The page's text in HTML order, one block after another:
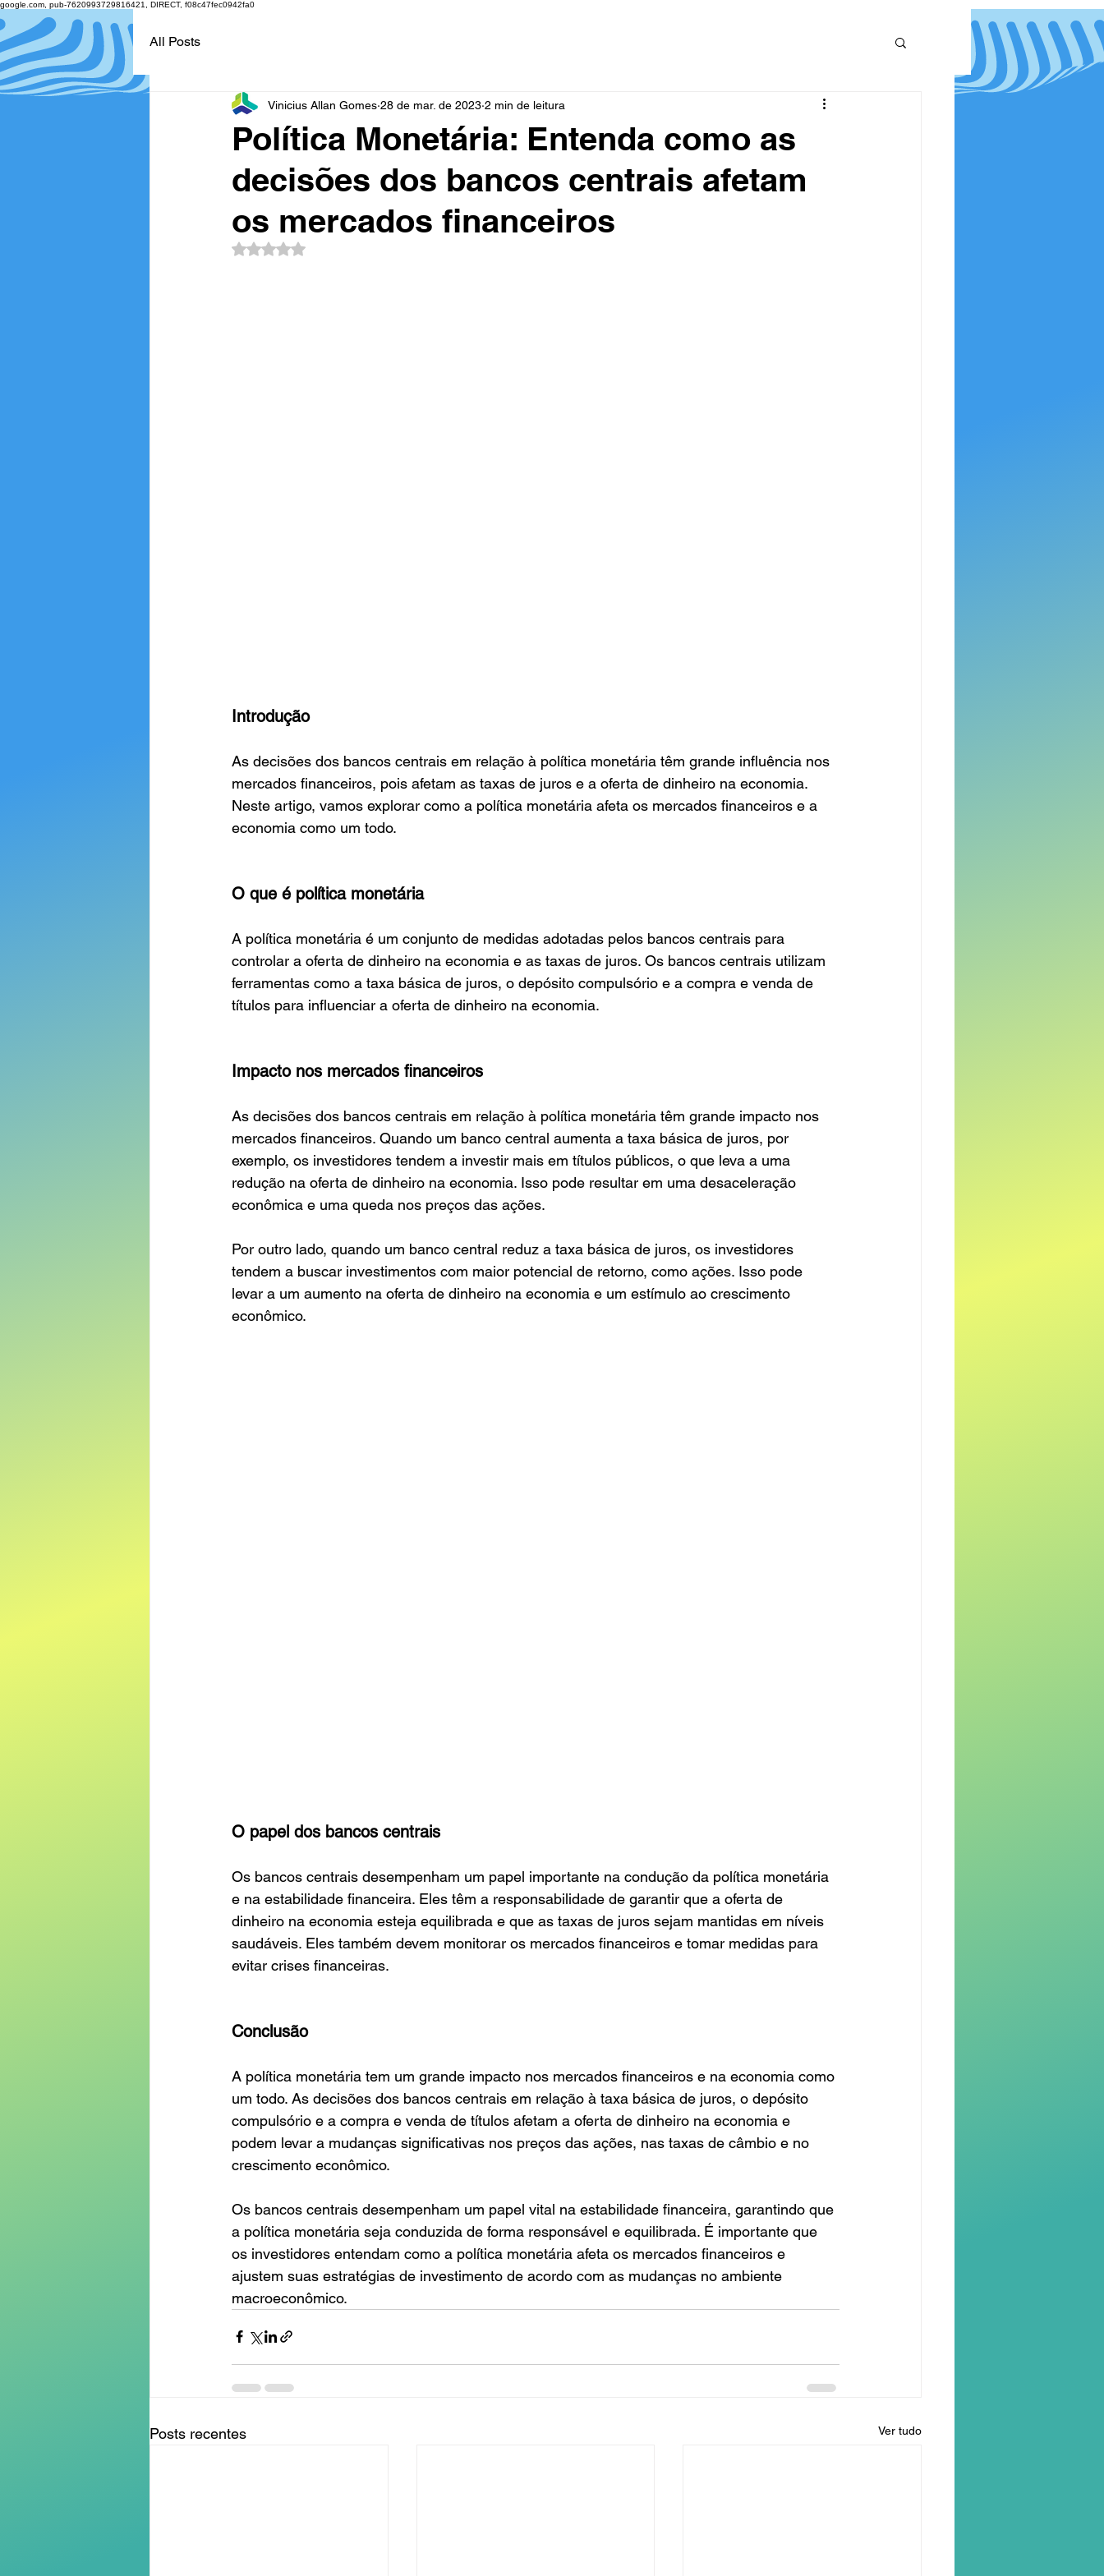
google.com, pub-7620993729816421, DIRECT, f08c47fec0942fa0
All Posts
Política Monetária: Entenda como as
decisões dos bancos centrais afetam
os mercados financeiros
Vinicius Allan Gomes 28 de mar. de 2023 2 min de leitura
Avaliado com NaN de 5 estrelas.
Introdução
As decisões dos bancos centrais em relação à política monetária têm grande influência nos
mercados financeiros, pois afetam as taxas de juros e a oferta de dinheiro na economia.
Neste artigo, vamos explorar como a política monetária afeta os mercados financeiros e a
economia como um todo.
O que é política monetária
A política monetária é um conjunto de medidas adotadas pelos bancos centrais para
controlar a oferta de dinheiro na economia e as taxas de juros. Os bancos centrais utilizam
ferramentas como a taxa básica de juros, o depósito compulsório e a compra e venda de
títulos para influenciar a oferta de dinheiro na economia.
Impacto nos mercados financeiros
As decisões dos bancos centrais em relação à política monetária têm grande impacto nos
mercados financeiros. Quando um banco central aumenta a taxa básica de juros, por
exemplo, os investidores tendem a investir mais em títulos públicos, o que leva a uma
redução na oferta de dinheiro na economia. Isso pode resultar em uma desaceleração
econômica e uma queda nos preços das ações.
Por outro lado, quando um banco central reduz a taxa básica de juros, os investidores
tendem a buscar investimentos com maior potencial de retorno, como ações. Isso pode
levar a um aumento na oferta de dinheiro na economia e um estímulo ao crescimento
econômico.
O papel dos bancos centrais
Os bancos centrais desempenham um papel importante na condução da política monetária
e na estabilidade financeira. Eles têm a responsabilidade de garantir que a oferta de
dinheiro na economia esteja equilibrada e que as taxas de juros sejam mantidas em níveis
saudáveis. Eles também devem monitorar os mercados financeiros e tomar medidas para
evitar crises financeiras.
Conclusão
A política monetária tem um grande impacto nos mercados financeiros e na economia como
um todo. As decisões dos bancos centrais em relação à taxa básica de juros, o depósito
compulsório e a compra e venda de títulos afetam a oferta de dinheiro na economia e
podem levar a mudanças significativas nos preços das ações, nas taxas de câmbio e no
crescimento econômico.
Os bancos centrais desempenham um papel vital na estabilidade financeira, garantindo que
a política monetária seja conduzida de forma responsável e equilibrada. É importante que
os investidores entendam como a política monetária afeta os mercados financeiros e
ajustem suas estratégias de investimento de acordo com as mudanças no ambiente
macroeconômico.
Posts recentes Ver tudo